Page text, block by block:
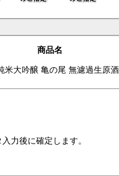
商品名
米大吟醸 亀の尾 無濾過生原酒
力後に確定します。